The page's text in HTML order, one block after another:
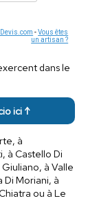
-Vous êtes
un artisan ?
dans le
ici ↑
à
à Castello Di
à Valle
Di Moriani, à
ou à Le